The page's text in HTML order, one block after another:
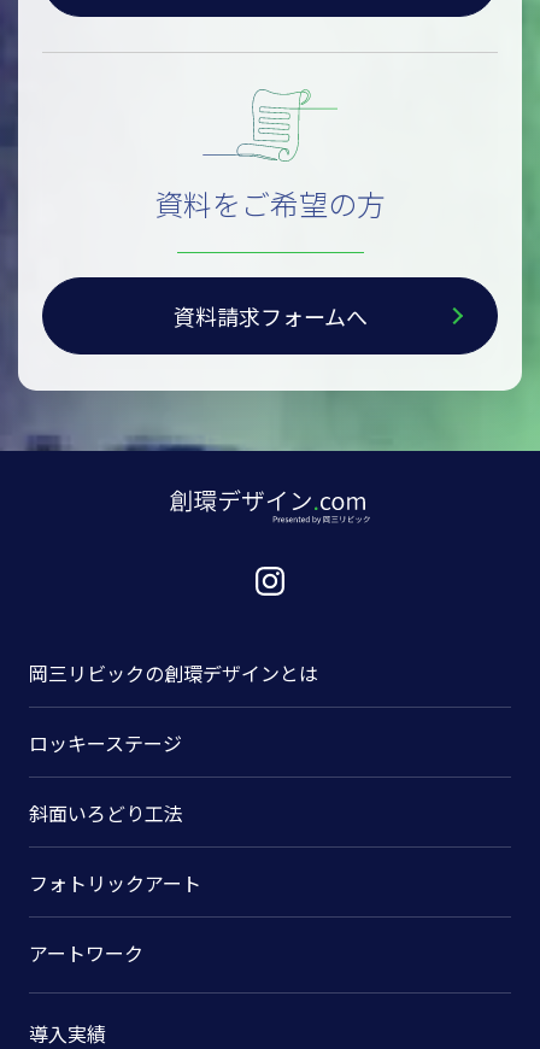
資料をご希望の方
資料請求フォームへ
岡三リビックの創環デザインとは
ロッキーステージ
斜面いろどり工法
フォトリックアート
アートワーク
導入実績